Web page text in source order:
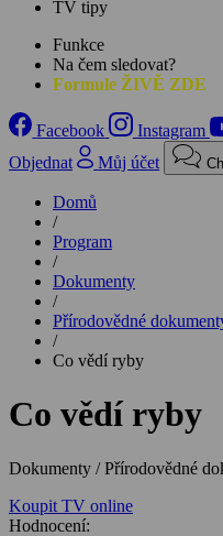
TV tipy
Funkce
Na čem sledovat?
Formule ŽIVĚ ZDE
Facebook Instagram
Objednat
Můj účet
Domů
/
Program
/
Dokumenty
/
Přírodovědné
/
Co vědí ryby
Co vědí ryby
Dokumenty / Přírodovědné
Koupit TV online
Hodnocení: